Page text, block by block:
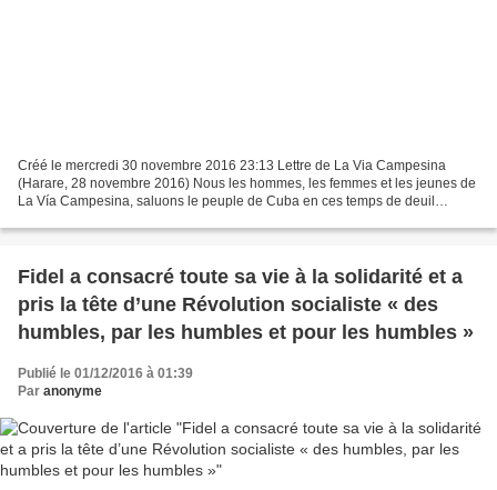
Créé le mercredi 30 novembre 2016 23:13 Lettre de La Via Campesina
(Harare, 28 novembre 2016) Nous les hommes, les femmes et les jeunes de
La Vía Campesina, saluons le peuple de Cuba en ces temps de deuil
Fidel a consacré toute sa vie à la solidarité et a
pris la tête d’une Révolution socialiste « des
humbles, par les humbles et pour les humbles »
Publié le 01/12/2016 à 01:39
Par anonyme